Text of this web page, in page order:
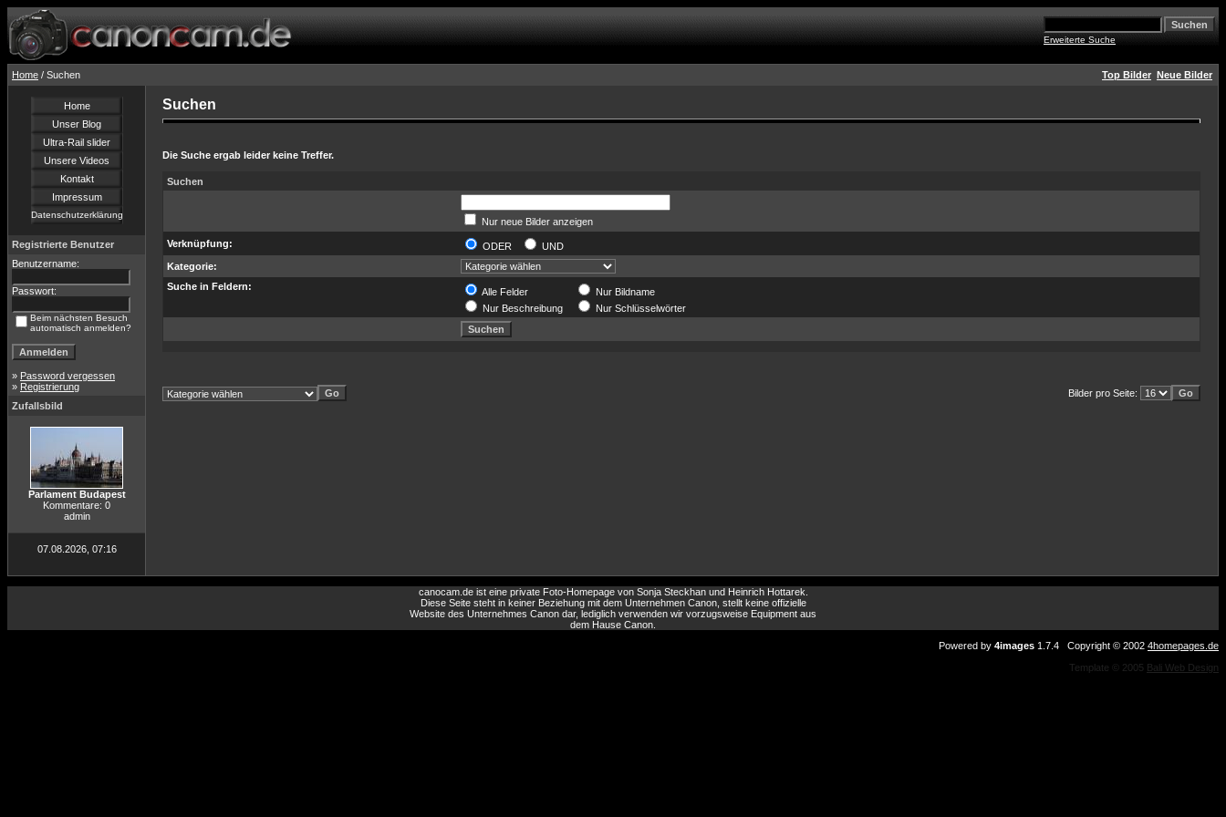
Erweiterte Suche
Home / Suchen Top Bilder Neue Bilder
Home
Unser Blog
Ultra-Rail slider
Unsere Videos
Kontakt
Impressum
Datenschutzerklärung
Registrierte Benutzer
Benutzername:
Passwort:
Beim nächsten Besuch
automatisch anmelden?
» Password vergessen
» Registrierung
Zufallsbild
Parlament Budapest
Kommentare: 0
admin
07.08.2026, 07:16
Suchen
Die Suche ergab leider keine Treffer.
Suchen
Nur neue Bilder anzeigen
Verknüpfung:
ODER
UND
Kategorie:
Suche in Feldern:
Alle Felder
Nur Bildname
Nur Beschreibung
Nur Schlüsselwörter
Bilder pro Seite:
canocam.de ist eine private Foto-Homepage von Sonja Steckhan und Heinrich Hottarek.
Diese Seite steht in keiner Beziehung mit dem Unternehmen Canon, stellt keine offizielle
Website des Unternehmes Canon dar, lediglich verwenden wir vorzugsweise Equipment aus
dem Hause Canon.
Powered by 4images 1.7.4 Copyright © 2002 4homepages.de
Template © 2005 Bali Web Design